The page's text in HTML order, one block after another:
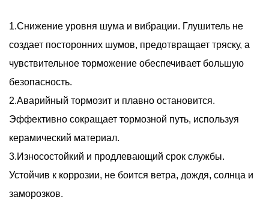
1.Снижение уровня шума и вибрации. Глушитель не
создает посторонних шумов, предотвращает тряску, а
чувствительное торможение обеспечивает большую
безопасность.
2.Аварийный тормозит и плавно остановится.
Эффективно сокращает тормозной путь, используя
керамический материал.
3.Износостойкий и продлевающий срок службы.
Устойчив к коррозии, не боится ветра, дождя, солнца и
заморозков.